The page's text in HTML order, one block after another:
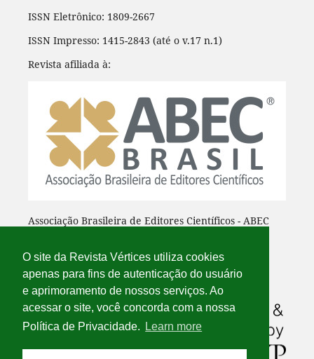
O site da Revista Vértices utiliza cookies
apenas para fins de autenticação do usuário
e aprimoramento de nossos serviços. Ao
acessar o site, você concorda com a nossa
Política de Privacidade.
Learn more
ISSN Eletrônico: 1809-2667
ISSN Impresso: 1415-2843 (até o v.17 n.1)
Revista afiliada à:
Associação Brasileira de Editores Científicos - ABEC